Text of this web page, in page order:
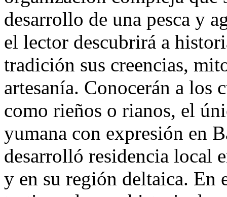
desarrollo de una pesca y
el lector descubrirá a
tradición sus creencias,
artesanía. Conocerán a los
como rieños o rianos, el
yumana con expresión en
desarrolló residencia local
y en su región deltaica. En